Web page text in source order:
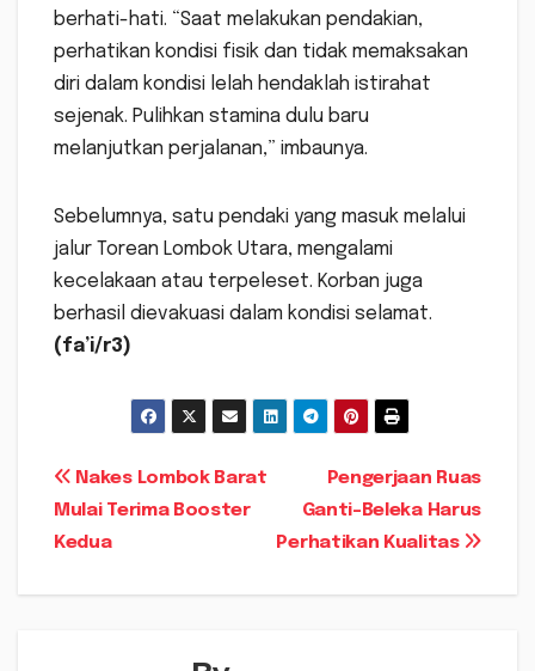
berhati-hati. “Saat melakukan pendakian,
perhatikan kondisi fisik dan tidak memaksakan
diri dalam kondisi lelah hendaklah istirahat
sejenak. Pulihkan stamina dulu baru
melanjutkan perjalanan,” imbaunya.
Sebelumnya, satu pendaki yang masuk melalui
jalur Torean Lombok Utara, mengalami
kecelakaan atau terpeleset. Korban juga
berhasil dievakuasi dalam kondisi selamat.
(fa’i/r3)
Navigasi
pos
Pengerjaan Ruas
Ganti-Beleka Harus
Perhatikan Kualitas
Nakes Lombok Barat
Mulai Terima Booster
Kedua